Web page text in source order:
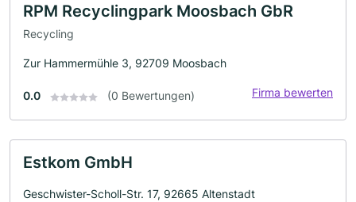
RPM Recyclingpark Moosbach GbR
Recycling
Zur Hammermühle 3, 92709 Moosbach
0.0 (0 Bewertungen) Firma bewerten
Estkom GmbH
Geschwister-Scholl-Str. 17, 92665 Altenstadt